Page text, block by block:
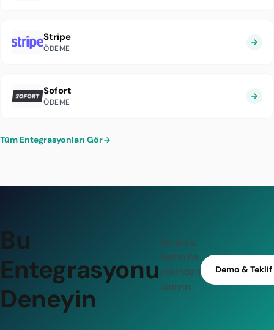
Stripe
ÖDEME
Sofort
ÖDEME
Tüm Entegrasyonları Gör
Bu
Entegrasyonu
Deneyin
Ücretsiz
demo ile
yakından
tanıyın.
Demo &